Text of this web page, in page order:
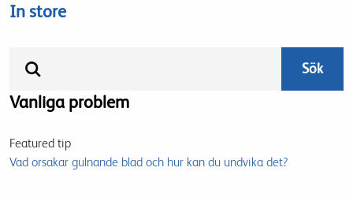
In store
Vanliga problem
Featured tip
Vad orsakar gulnande blad och hur kan du undvika det?